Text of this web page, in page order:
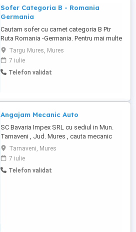
Sofer Categoria B - Romania
Germania
Cautam sofer cu carnet categoria B Ptr
Ruta Romania -Germania. Pentru mai multe
detalii va Ryan sa ne contactati. Va
multumim!
Targu Mures, Mures
7 iulie
Telefon validat
Angajam Mecanic Auto
SC Bavaria Impex SRL cu sediul in Mun.
Tarnaveni , Jud. Mures , cauta mecanic
auto pentru masini mici si camioane. Se
ofera conditii foarte bune de munca cu
echipamente de ultima generatie si un
nivel de salarizare ridicat. Pentru mai multe
Tarnaveni, Mures
7 iulie
Telefon validat